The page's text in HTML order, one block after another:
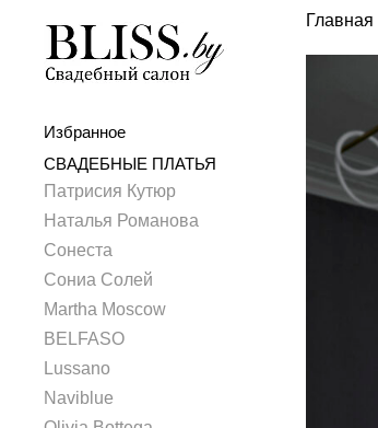
Избранное
СВАДЕБНЫЕ ПЛАТЬЯ
Патрисия Кутюр
Наталья Романова
Сонеста
Сониа Солей
Martha Moscow
BELFASO
Lussano
Naviblue
Главная